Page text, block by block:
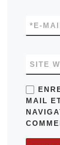
E-
*
SITE
MAIL